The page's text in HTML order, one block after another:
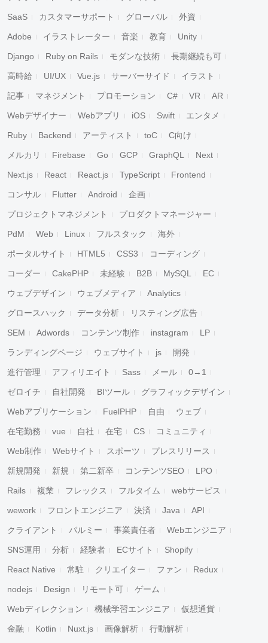
SaaS カスタマーサポート グローバル 外資
Adobe イラストレーター 音楽 教育 Unity
Django Ruby on Rails モダンな技術 長期継続も可
高時給 UI/UX Vue.js サーバーサイド イラスト
記事 マネジメント プロモーション C# VR AR
Webデザイナー Webアプリ iOS Swift エンタメ
Ruby Backend アーティスト toC C向け
メルカリ Firebase Go GCP GraphQL Next
Next.js React React.js TypeScript Frontend
コンサル Flutter Android 企画
プロジェクトマネジメント プロダクトマネージャー
PdM Web Linux フルスタック 海外
ポータルサイト HTML5 CSS3 コーディング
コーダー CakePHP 未経験 B2B MySQL EC
ウェブデザイン ウェブメディア Analytics
グロースハック データ分析 リスティング広告
SEM Adwords コンテンツ制作 instagram LP
ランディングページ ウェブサイト js 開発
進行管理 アフィリエイト Sass メール 0→1
ゼロイチ 自社開発 BIツール グラフィックデザイン
Webアプリケーション FuelPHP 自由 ウェブ
在宅勤務 vue 自社 在宅 CS コミュニティ
Web制作 Webサイト スポーツ プレスリリース
新規開発 新規 第二新卒 コンテンツSEO LPO
Rails 複業 フレックス フルタイム webサービス
wework フロントエンジニア 決済 Java API
クライアント パルミー 事業責任者 Webエンジニア
SNS運用 分析 経験者 ECサイト Shopify
React Native 常駐 クリエイター ファン Redux
nodejs Design リモート可 ゲーム
Webディレクション 機械学習エンジニア 仮想通貨
金融 Kotlin Nuxt.js 画像解析 行動解析